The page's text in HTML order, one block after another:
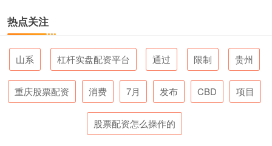
热点关注
山系 杠杆实盘配资平台 通过 限制 贵州
重庆股票配资 消费 7月 发布 CBD 项目
股票配资怎么操作的